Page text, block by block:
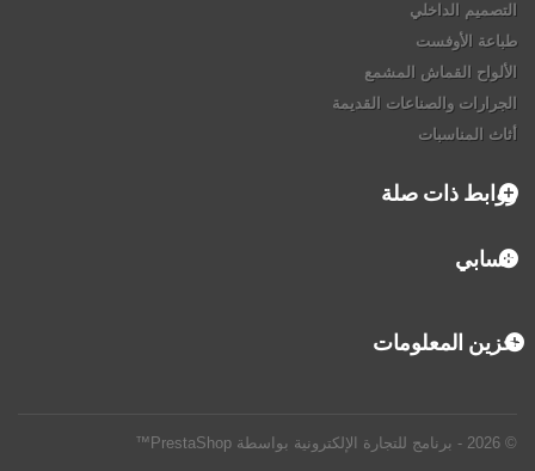
التصميم الداخلي
طباعة الأوفست
الألواح القماش المشمع
الجرارات والصناعات القديمة
أثاث المناسبات
روابط ذات صلة
© 2026 - برنامج للتجارة الإلكترونية بواسطة PrestaShop™
حسابي
تخزين المعلومات